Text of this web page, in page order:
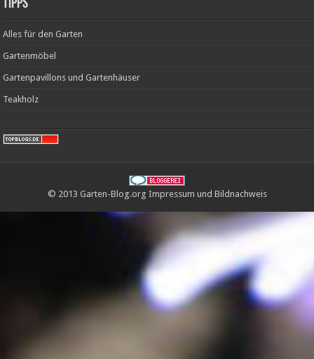
Tipps
Alles für den Garten
Gartenmöbel
Gartenpavillons und Gartenhäuser
Teakholz
© 2013 Garten-Blog.org Impressum und Bildnachweis